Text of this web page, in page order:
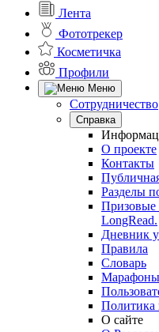
Лента
Фототрекер
Косметичка
Профили
Меню
Сотрудничество
Справка
О проекте
Контакты
Разделы
Призовые
LongRead.
Дневник
Правила
Словарь
Марафоны
Политика
О сайте